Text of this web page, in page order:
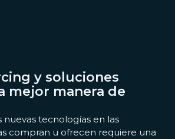
y soluciones
mejor manera de
nuevas tecnologías en las
compran u ofrecen requiere una